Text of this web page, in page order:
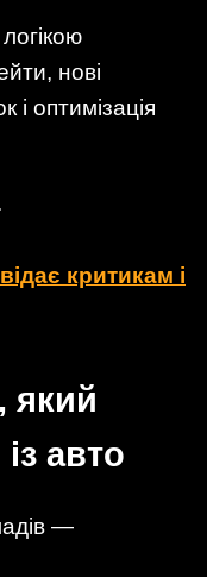
нові
і оптимізація
критикам і
який
авто
—